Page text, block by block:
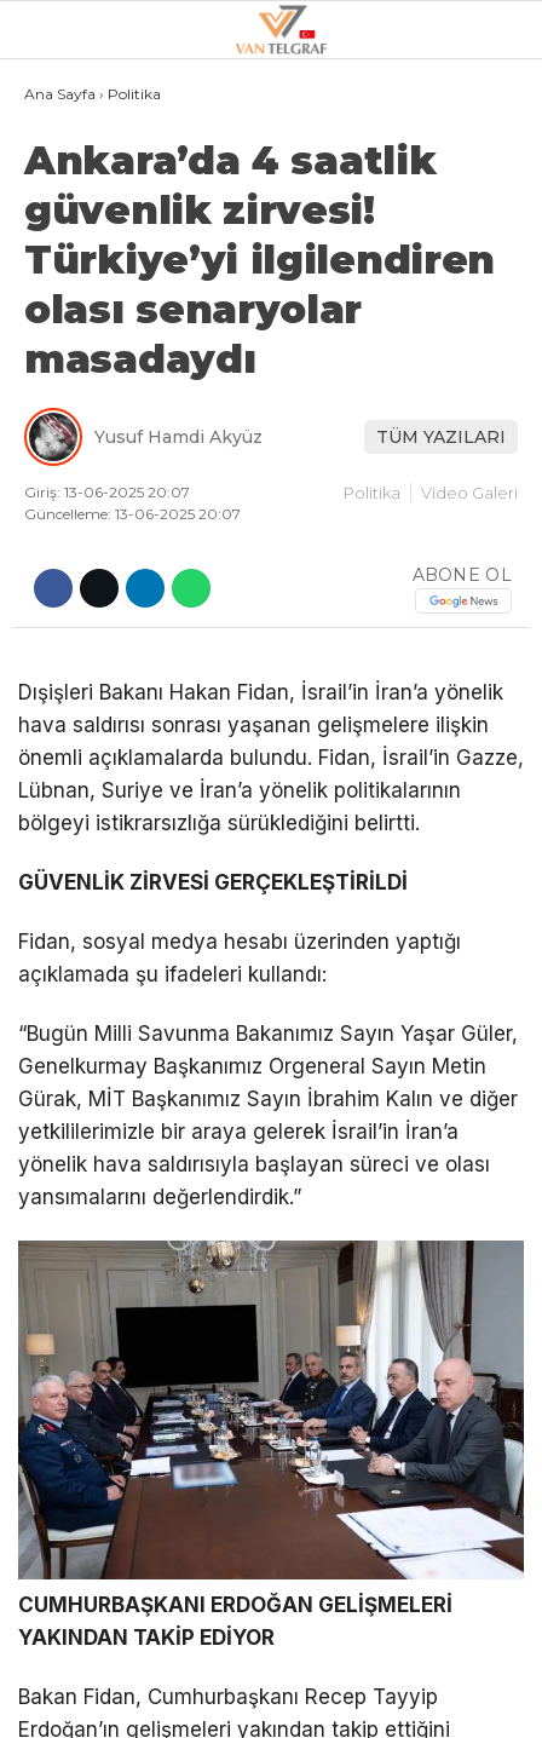
WhatsApp İhbar
Facebook
Instagram
TikTok
LinkedIn
27.4°
GALERİ VİDEO
VAN
BÖLGE
3.SAYFA
EKONOMI
MAGAZIN
DÜNYA
EĞITIM
DIĞER
Ana Sayfa › Politika
Ankara’da 4 saatlik
güvenlik zirvesi!
Türkiye’yi ilgilendiren
olası senaryolar
masadaydı
Yusuf Hamdi Akyüz TÜM YAZILARI
Giriş: 13-06-2025 20:07
Güncelleme: 13-06-2025 20:07
Politika Video Galeri
ABONE OL
Dışişleri Bakanı Hakan Fidan, İsrail’in İran’a yönelik
hava saldırısı sonrası yaşanan gelişmelere ilişkin
önemli açıklamalarda bulundu. Fidan, İsrail’in Gazze,
Lübnan, Suriye ve İran’a yönelik politikalarının
bölgeyi istikrarsızlığa sürüklediğini belirtti.
GÜVENLİK ZİRVESİ GERÇEKLEŞTİRİLDİ
Fidan, sosyal medya hesabı üzerinden yaptığı
açıklamada şu ifadeleri kullandı:
“Bugün Milli Savunma Bakanımız Sayın Yaşar Güler,
Genelkurmay Başkanımız Orgeneral Sayın Metin
Gürak, MİT Başkanımız Sayın İbrahim Kalın ve diğer
yetkililerimizle bir araya gelerek İsrail’in İran’a
yönelik hava saldırısıyla başlayan süreci ve olası
yansımalarını değerlendirdik.”
CUMHURBAŞKANI ERDOĞAN GELİŞMELERİ
YAKINDAN TAKİP EDİYOR
Bakan Fidan, Cumhurbaşkanı Recep Tayyip
Erdoğan’ın gelişmeleri yakından takip ettiğini